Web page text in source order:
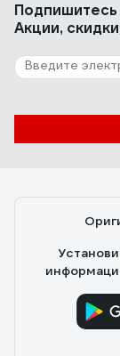
Подпишитесь
Акции,